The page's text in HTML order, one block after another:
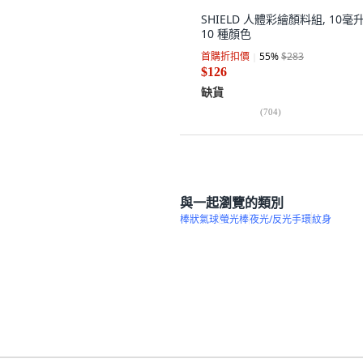
SHIELD 人體彩繪顏料組, 10毫
10 種顏色
首購折扣價 55%$283
$126
缺貨
(704)
與一起瀏覽的類別
棒狀氣球螢光棒夜光/反光手環紋身